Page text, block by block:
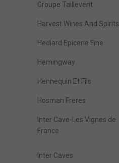
Groupe Taillevent
Harvest Wines And Spirits
Hediard Epicerie Fine
Hemingway
Hennequin Et Fils
Hosman Freres
Inter Cave-Les Vignes de
France
Inter Caves